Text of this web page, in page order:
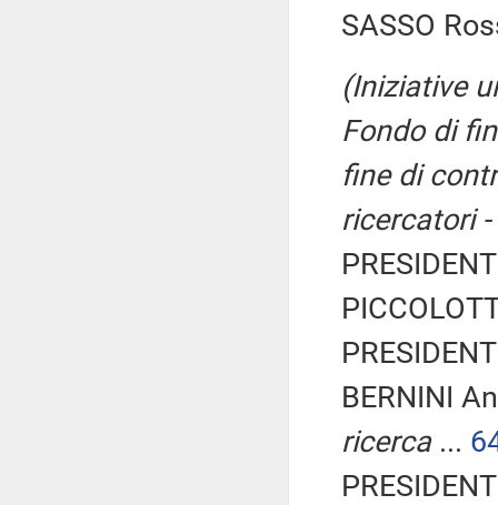
SASSO
(Iniziative
Fondo di
fine di
ricercatori
BERNINI
ricerca...